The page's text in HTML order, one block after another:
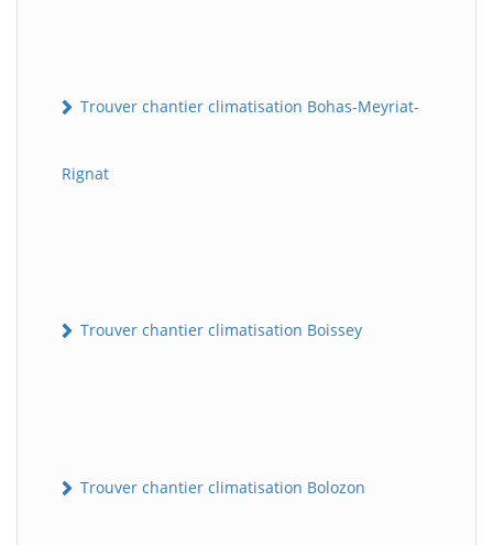
Trouver chantier climatisation Bohas-Meyriat-
Rignat
Trouver chantier climatisation Boissey
Trouver chantier climatisation Bolozon